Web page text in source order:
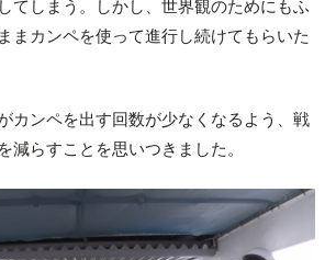
てしまう。しかし、世界観のためにもふ
まカンペを使って進行し続けてもらいた
カンペを出す回数が少なくなるよう、戦
減らすことを思いつきました。